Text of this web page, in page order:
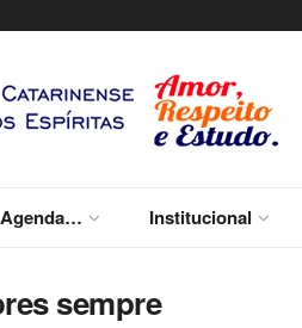
Institucional
sempre